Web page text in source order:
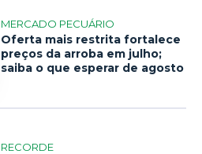
MERCADO PECUÁRIO
Oferta mais restrita fortalece
preços da arroba em julho;
saiba o que esperar de agosto
RECORDE